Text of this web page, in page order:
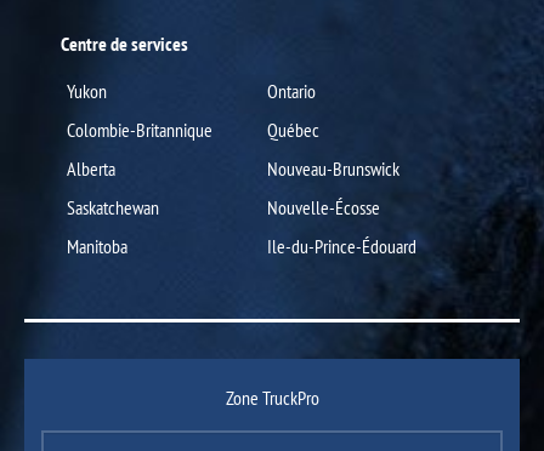
Centre de services
Yukon
Colombie-Britannique
Alberta
Saskatchewan
Manitoba
Ontario
Québec
Nouveau-Brunswick
Nouvelle-Écosse
Ile-du-Prince-Édouard
Zone TruckPro